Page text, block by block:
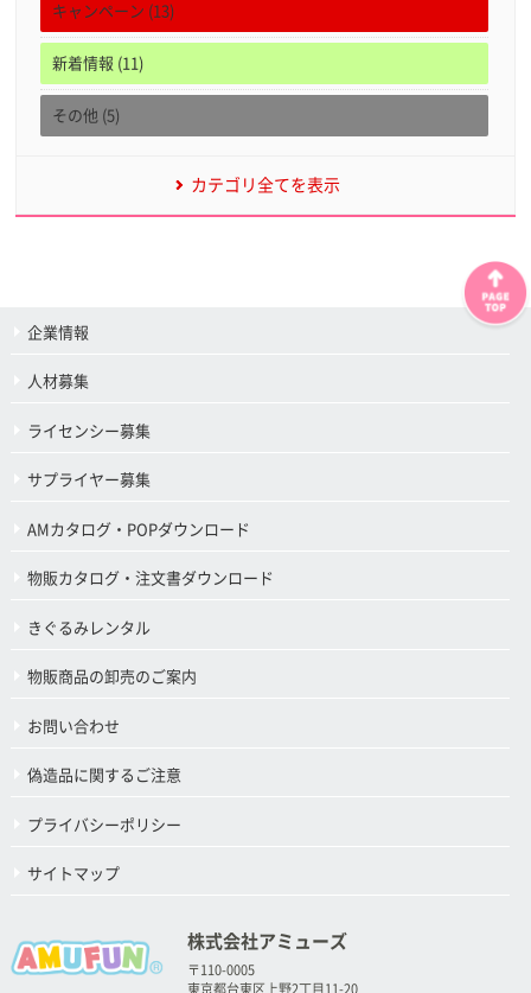
キャンペーン (13)
新着情報 (11)
その他 (5)
カテゴリ全てを表示
企業情報
人材募集
ライセンシー募集
サプライヤー募集
AMカタログ・POPダウンロード
物販カタログ・注文書ダウンロード
きぐるみレンタル
物販商品の卸売のご案内
お問い合わせ
偽造品に関するご注意
プライバシーポリシー
サイトマップ
株式会社アミューズ
〒110-0005
東京都台東区上野2丁目11-20